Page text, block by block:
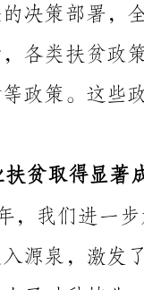
二、产业扶贫取得显著成效